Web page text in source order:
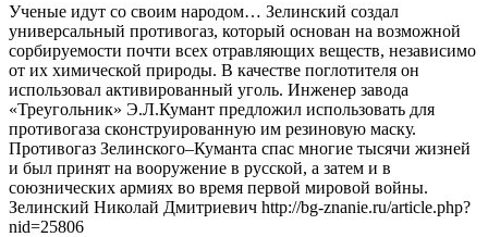
Ученые идут со своим народом… Зелинский создал
универсальный противогаз, который основан на возможной
сорбируемости почти всех отравляющих веществ, независимо
от их химической природы. В качестве поглотителя он
использовал активированный уголь. Инженер завода
«Треугольник» Э.Л.Кумант предложил использовать для
противогаза сконструированную им резиновую маску.
Противогаз Зелинского–Куманта спас многие тысячи жизней
и был принят на вооружение в русской, а затем и в
союзнических армиях во время первой мировой войны.
Зелинский Николай Дмитриевич http://bg-znanie.ru/article.php?
nid=25806